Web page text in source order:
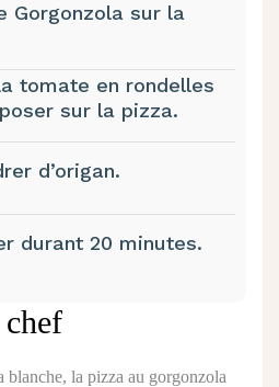
Gorgonzola sur la
tomate en rondelles
sur la pizza.
d’origan.
durant 20 minutes.
blanche, la pizza au gorgonzola